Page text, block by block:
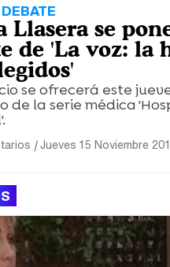
Llasera se
de 'La voz: la
se ofrecerá este
de la serie médica
|Jueves 15 Noviembre